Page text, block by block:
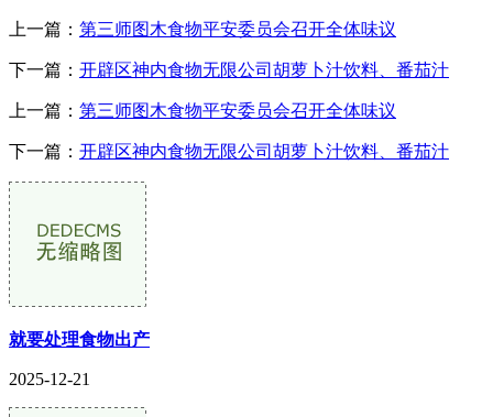
上一篇： 第三师图木食物平安委员会召开全体味议
下一篇： 开辟区神内食物无限公司胡萝卜汁饮料、番茄汁
上一篇： 第三师图木食物平安委员会召开全体味议
下一篇： 开辟区神内食物无限公司胡萝卜汁饮料、番茄汁
就要处理食物出产
2025-12-21